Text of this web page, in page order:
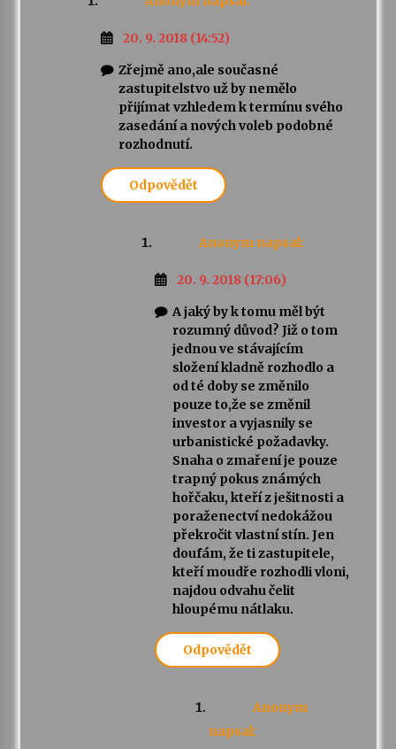
20. 9. 2018 (14:52)
Zřejmě ano,ale současné
zastupitelstvo už by nemělo
přijímat vzhledem k termínu svého
zasedání a nových voleb podobné
rozhodnutí.
Odpovědět
Anonym napsal:
20. 9. 2018 (17:06)
A jaký by k tomu měl být
rozumný důvod? Již o tom
jednou ve stávajícím
složení kladně rozhodlo a
od té doby se změnilo
pouze to,že se změnil
investor a vyjasnily se
urbanistické požadavky.
Snaha o zmaření je pouze
trapný pokus známých
hořčaku, kteří z ješitnosti a
poraženectví nedokážou
překročit vlastní stín. Jen
doufám, že ti zastupitele,
kteří moudře rozhodli vloni,
najdou odvahu čelit
hloupému nátlaku.
Odpovědět
Anonym
napsal: